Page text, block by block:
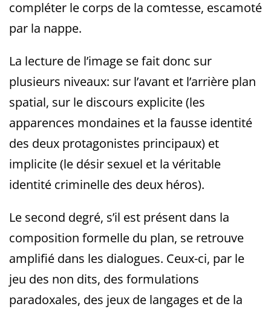
compléter le corps de la comtesse, escamoté
par la nappe.
La lecture de l’image se fait donc sur
plusieurs niveaux: sur l’avant et l’arrière plan
spatial, sur le discours explicite (les
apparences mondaines et la fausse identité
des deux protagonistes principaux) et
implicite (le désir sexuel et la véritable
identité criminelle des deux héros).
Le second degré, s’il est présent dans la
composition formelle du plan, se retrouve
amplifié dans les dialogues. Ceux-ci, par le
jeu des non dits, des formulations
paradoxales, des jeux de langages et de la